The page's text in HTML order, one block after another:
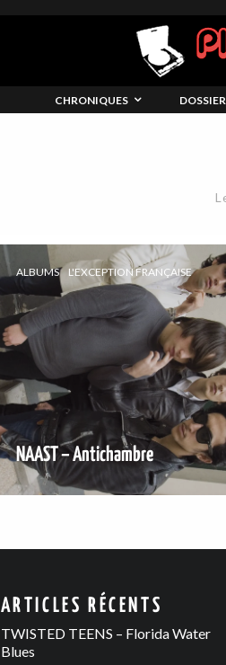
CHRONIQUES
ALBUMS L'EXCEPTION FRANÇAISE
NAAST – Antichambre
ARTICLES RÉCENTS
TWISTED TEENS – Florida Water
Blues